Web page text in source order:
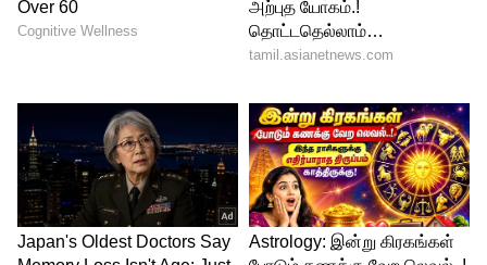
சிலிண்டருக்கு மாதம் ரூ 300 மானியம்.!
வழங்கப்படும்- பட்ஜெட்டில் அறிவிப்பு